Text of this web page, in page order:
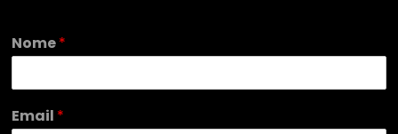
N
o
e
*
Nome*
Email *